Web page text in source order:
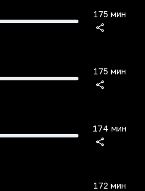
175 мин
175 мин
174 мин
172 мин